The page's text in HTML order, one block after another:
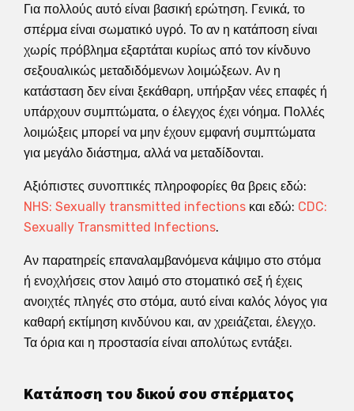
Για πολλούς αυτό είναι βασική ερώτηση. Γενικά, το
σπέρμα είναι σωματικό υγρό. Το αν η κατάποση είναι
χωρίς πρόβλημα εξαρτάται κυρίως από τον κίνδυνο
σεξουαλικώς μεταδιδόμενων λοιμώξεων. Αν η
κατάσταση δεν είναι ξεκάθαρη, υπήρξαν νέες επαφές ή
υπάρχουν συμπτώματα, ο έλεγχος έχει νόημα. Πολλές
λοιμώξεις μπορεί να μην έχουν εμφανή συμπτώματα
για μεγάλο διάστημα, αλλά να μεταδίδονται.
Αξιόπιστες συνοπτικές πληροφορίες θα βρεις εδώ:
NHS: Sexually transmitted infections και εδώ: CDC:
Sexually Transmitted Infections.
Αν παρατηρείς επαναλαμβανόμενα κάψιμο στο στόμα
ή ενοχλήσεις στον λαιμό στο στοματικό σεξ ή έχεις
ανοιχτές πληγές στο στόμα, αυτό είναι καλός λόγος για
καθαρή εκτίμηση κινδύνου και, αν χρειάζεται, έλεγχο.
Τα όρια και η προστασία είναι απολύτως εντάξει.
Κατάποση του δικού σου σπέρματος